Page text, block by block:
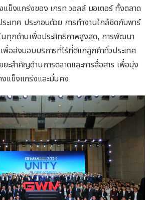
งแข็งแกร่งของ เกรท วอลล์ มอเตอร์ ทั้งตลาด
ระเทศ ประกอบด้วย การทำงานใกล้ชิดกับพาร์
นทุกด้านเพื่อประสิทธิภาพสูงสุด, การพัฒนา
พื่อส่งมอบบริการที่ไร้ที่ติแก่ลูกค้าทั่วประเทศ
ะสำคัญด้านการตลาดและการสื่อสาร เพื่อมุ่ง
แข็งแกร่งและมั่นคง